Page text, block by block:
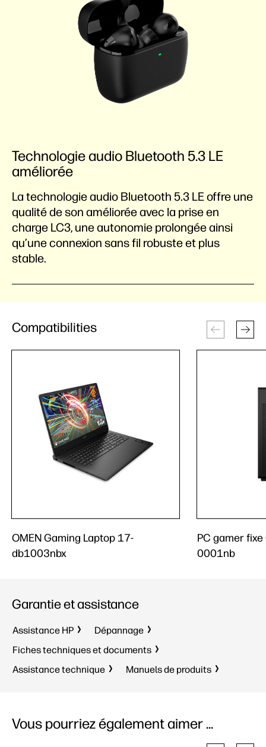
Technologie audio Bluetooth 5.3 LE
améliorée
La technologie audio Bluetooth 5.3 LE offre une
qualité de son améliorée avec la prise en
charge LC3, une autonomie prolongée ainsi
qu’une connexion sans fil robuste et plus
stable.
Compatibilities
OMEN Gaming Laptop 17-
db1003nbx
PC gamer fixe
0001nb
Garantie et assistance
Assistance HP
Dépannage
Fiches techniques et documents
Assistance technique
Manuels de produits
Vous pourriez également aimer ...